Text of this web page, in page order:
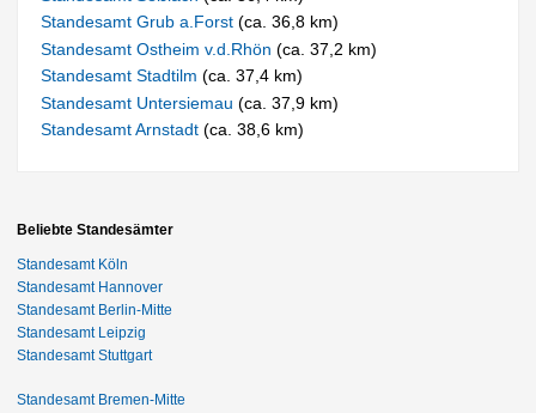
Standesamt Grub a.Forst(ca. 36,8 km)
Standesamt Ostheim v.d.Rhön(ca. 37,2 km)
Standesamt Stadtilm(ca. 37,4 km)
Standesamt Untersiemau(ca. 37,9 km)
Standesamt Arnstadt(ca. 38,6 km)
Beliebte Standesämter
Standesamt Köln
Standesamt Hannover
Standesamt Berlin-Mitte
Standesamt Leipzig
Standesamt Stuttgart
Standesamt Bremen-Mitte